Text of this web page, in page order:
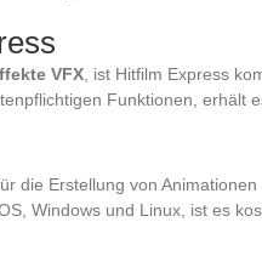
VFX , ist Hitfilm Express
Funktionen, erhält
die Erstellung von
Windows und Linux, ist es